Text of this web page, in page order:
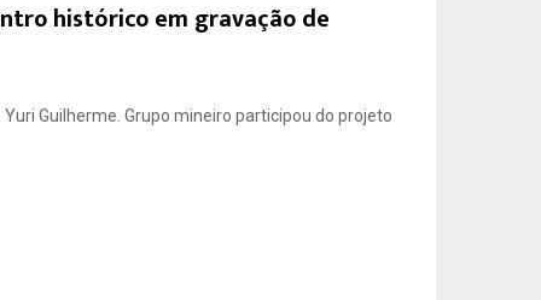
histórico em gravação de
Guilherme. Grupo mineiro participou do projeto